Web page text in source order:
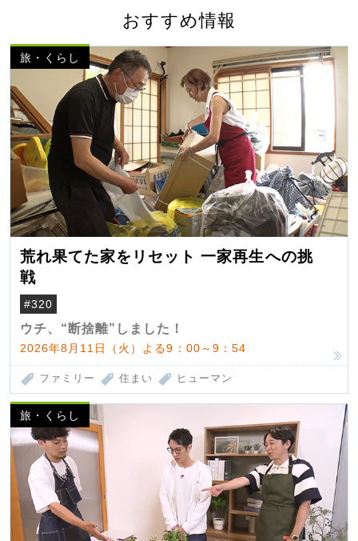
おすすめ情報
旅・くらし
荒れ果てた家をリセット 一家再生への挑
戦
#320
ウチ、“断捨離”しました！
2026年8月11日（火）よる9：00～9：54
ファミリー 住まい ヒューマン
旅・くらし